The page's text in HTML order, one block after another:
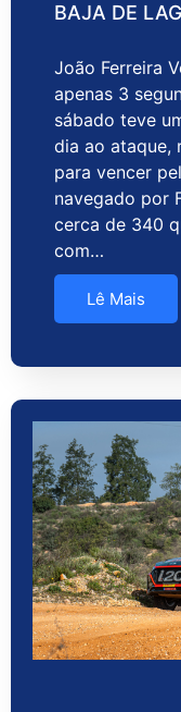
BAJA DE
João Ferreira
apenas 3
sábado teve
dia ao ataque,
para vencer
navegado por
cerca de 340
com…
Lê Mais